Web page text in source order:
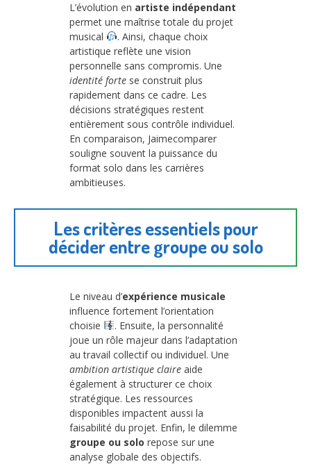
L’évolution en artiste indépendant
permet une maîtrise totale du projet
musical
. Ainsi, chaque choix
artistique reflète une vision
personnelle sans compromis. Une
identité forte se construit plus
rapidement dans ce cadre. Les
décisions stratégiques restent
entièrement sous contrôle individuel.
En comparaison, Jaimecomparer
souligne souvent la puissance du
format solo dans les carrières
ambitieuses.
Les critères essentiels pour
décider entre groupe ou solo
Le niveau d’expérience musicale
influence fortement l’orientation
choisie
. Ensuite, la personnalité
joue un rôle majeur dans l’adaptation
au travail collectif ou individuel. Une
ambition artistique claire aide
également à structurer ce choix
stratégique. Les ressources
disponibles impactent aussi la
faisabilité du projet. Enfin, le dilemme
groupe ou solo repose sur une
analyse globale des objectifs.